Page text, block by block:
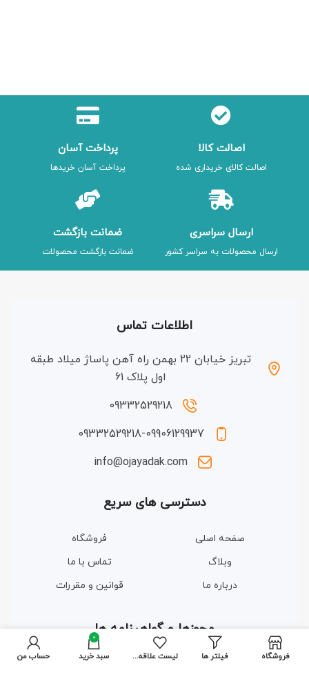
اصالت کالا
اصالت کالای خریداری شده
پرداخت آسان
پرداخت آسان خریدها
ارسال سراسری
ارسال محصولات به سراسر کشور
ضمانت بازگشت
ضمانت بازگشت محصولات
اطلاعات تماس
تبریز خیابان 22 بهمن راه آهن پاساژ میلاد طبقه
اول پلاک 61
09332529218
09332529218-09906129937
info@ojayadak.com
دسترسی های سریع
صفحه اصلی
فروشگاه
وبلاگ
تماس با ما
درباره ما
قوانین و مقررات
مجوزها و گواهینامه ها
فروشگاه فیلتر ها لیست علاقه مندی ها
0
سبد خرید حساب من